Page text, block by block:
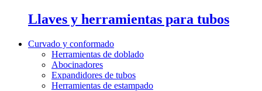
Llaves y herramientas para tubos
Curvado y conformado
Herramientas de doblado
Abocinadores
Expandidores de tubos
Herramientas de estampado